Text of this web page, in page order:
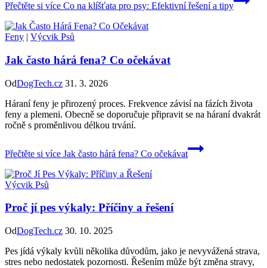
Přečtěte si více Co na klíšťata pro psy: Efektivní řešení a tipy
Feny | Výcvik Psů
Jak často hárá fena? Co očekávat
OdDogTech.cz 31. 3. 2026
Háraní feny je přirozený proces. Frekvence závisí na fázích života
feny a plemeni. Obecně se doporučuje připravit se na háraní dvakrát
ročně s proměnlivou délkou trvání.
Přečtěte si více Jak často hárá fena? Co očekávat
Výcvik Psů
Proč jí pes výkaly: Příčiny a řešení
OdDogTech.cz 30. 10. 2025
Pes jídá výkaly kvůli několika důvodům, jako je nevyvážená strava,
stres nebo nedostatek pozornosti. Řešením může být změna stravy,